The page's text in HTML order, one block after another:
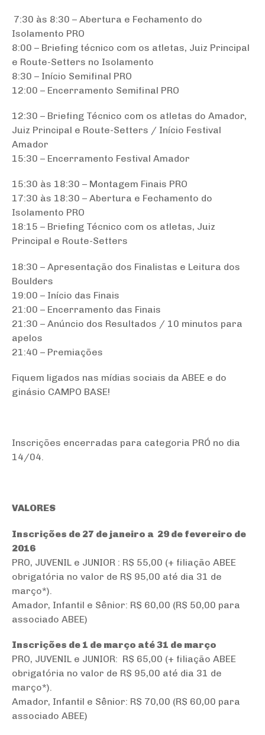
7:30 às 8:30 – Abertura e Fechamento do
Isolamento PRO
8:00 – Briefing técnico com os atletas, Juiz Principal
e Route-Setters no Isolamento
8:30 – Início Semifinal PRO
12:00 – Encerramento Semifinal PRO
12:30 – Briefing Técnico com os atletas do Amador,
Juiz Principal e Route-Setters / Início Festival
Amador
15:30 – Encerramento Festival Amador
15:30 às 18:30 – Montagem Finais PRO
17:30 às 18:30 – Abertura e Fechamento do
Isolamento PRO
18:15 – Briefing Técnico com os atletas, Juiz
Principal e Route-Setters
18:30 – Apresentação dos Finalistas e Leitura dos
Boulders
19:00 – Início das Finais
21:00 – Encerramento das Finais
21:30 – Anúncio dos Resultados / 10 minutos para
apelos
21:40 – Premiações
Fiquem ligados nas mídias sociais da ABEE e do
ginásio CAMPO BASE!
Inscrições encerradas para categoria PRÓ no dia
14/04.
VALORES
Inscrições de 27 de janeiro a 29 de fevereiro de
2016
PRO, JUVENIL e JUNIOR : R$ 55,00 (+ filiação ABEE
obrigatória no valor de R$ 95,00 até dia 31 de
março*).
Amador, Infantil e Sênior: R$ 60,00 (R$ 50,00 para
associado ABEE)
Inscrições de 1 de março até 31 de março
PRO, JUVENIL e JUNIOR: R$ 65,00 (+ filiação ABEE
obrigatória no valor de R$ 95,00 até dia 31 de
março*).
Amador, Infantil e Sênior: R$ 70,00 (R$ 60,00 para
associado ABEE)